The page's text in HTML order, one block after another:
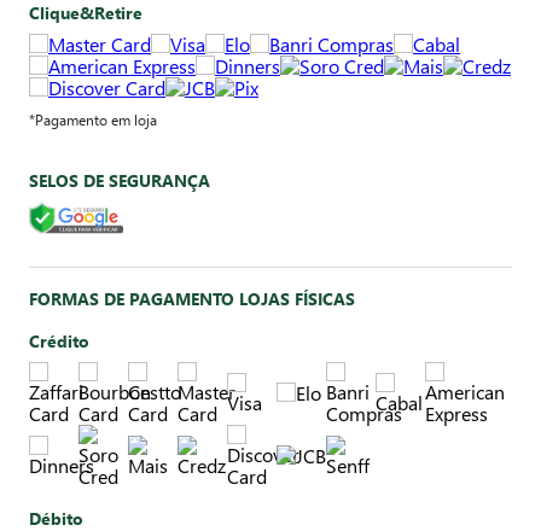
Clique&Retire
*Pagamento em loja
SELOS DE SEGURANÇA
FORMAS DE PAGAMENTO LOJAS FÍSICAS
Crédito
Débito